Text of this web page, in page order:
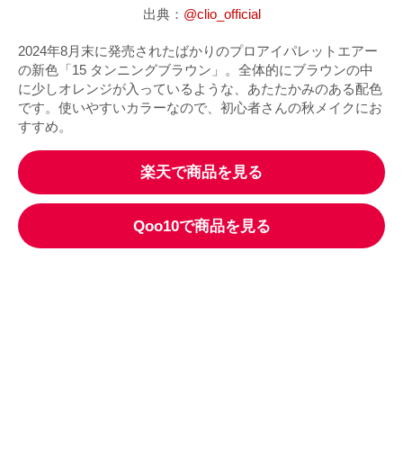
出典： @clio_official
2024年8月末に発売されたばかりのプロアイパレットエアー
の新色「15 タンニングブラウン」。全体的にブラウンの中
に少しオレンジが入っているような、あたたかみのある配色
です。使いやすいカラーなので、初心者さんの秋メイクにお
すすめ。
楽天で商品を見る
Qoo10で商品を見る